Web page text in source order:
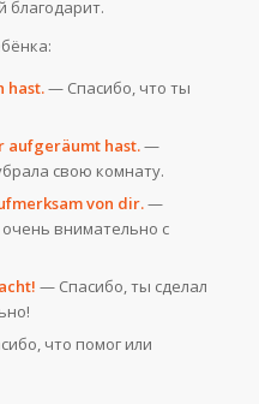
благодарит.
hast.— Спасибо, что ты
aufgeräumt hast.—
свою комнату.
von dir.—
внимательно с
— Спасибо, ты сделал
что помог или